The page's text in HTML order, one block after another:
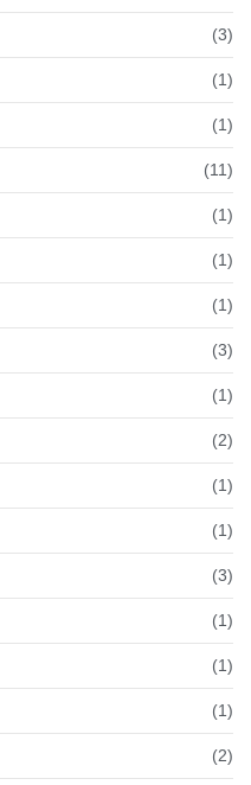
(3)
(1)
(1)
(11)
(1)
(1)
(1)
(3)
(1)
(2)
(1)
(1)
(3)
(1)
(1)
(1)
(2)